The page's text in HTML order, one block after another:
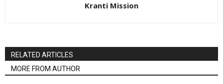
Kranti Mission
RELATED ARTICLES
MORE FROM AUTHOR